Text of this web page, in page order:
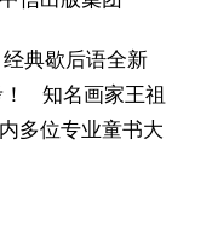
典歇后语全新
！ 知名画家王祖
多位专业童书大